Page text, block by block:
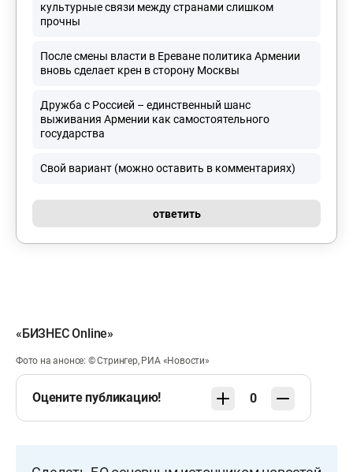
культурные связи между странами слишком
прочны
После смены власти в Ереване политика Армении
вновь сделает крен в сторону Москвы
Дружба с Россией – единственный шанс
выживания Армении как самостоятельного
государства
Свой вариант (можно оставить в комментариях)
ответить
«БИЗНЕС Online»
Фото на анонсе: © Стрингер, РИА «Новости»
Оцените публикацию! 0